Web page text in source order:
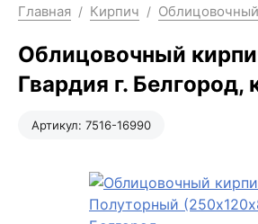
Главная / Кирпич /
Облицовочный
Гвардия г. Белгород,
Артикул: 7516-16990